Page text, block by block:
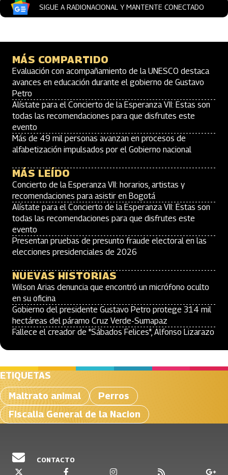
SIGUE A RADIONACIONAL Y MANTENTE CONECTADO
MÁS COMPARTIDO
Evaluación con acompañamiento de la UNESCO destaca
avances en educación durante el gobierno de Gustavo
Petro
Alístate para el Concierto de la Esperanza VII: Estas son
todas las recomendaciones para que disfrutes este
evento
Más de 49 mil personas avanzan en procesos de
alfabetización impulsados por el Gobierno nacional
MÁS LEÍDO
Concierto de la Esperanza VII: horarios, artistas y
recomendaciones para asistir en Bogotá
Alístate para el Concierto de la Esperanza VII: Estas son
todas las recomendaciones para que disfrutes este
evento
Presentan pruebas de presunto fraude electoral en las
elecciones presidenciales de 2026
NUEVAS HISTORIAS
Wilson Arias denuncia que encontró un micrófono oculto
en su oficina
Gobierno del presidente Gustavo Petro protege 314 mil
hectáreas del páramo Cruz Verde-Sumapaz
Fallece el creador de "Sábados Felices", Alfonso Lizarazo
ETIQUETAS
Maltrato animal
Perros
Fiscalia General de la Nacion
CONTACTO